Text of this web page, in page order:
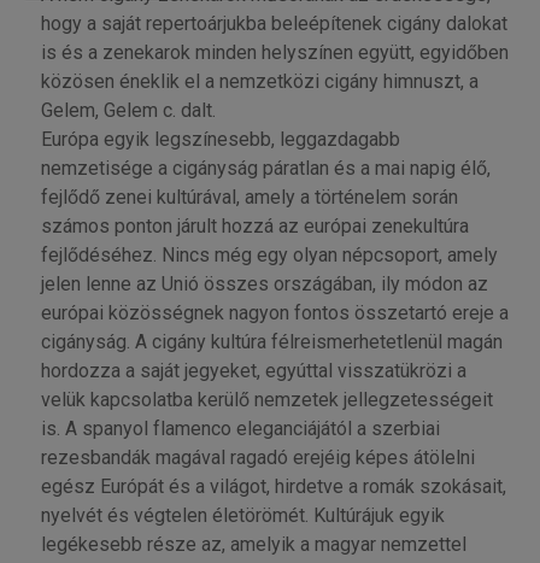
hogy a saját repertoárjukba beleépítenek cigány dalokat
is és a zenekarok minden helyszínen együtt, egyidőben
közösen éneklik el a nemzetközi cigány himnuszt, a
Gelem, Gelem c. dalt.
Európa egyik legszínesebb, leggazdagabb
nemzetisége a cigányság páratlan és a mai napig élő,
fejlődő zenei kultúrával, amely a történelem során
számos ponton járult hozzá az európai zenekultúra
fejlődéséhez. Nincs még egy olyan népcsoport, amely
jelen lenne az Unió összes országában, ily módon az
európai közösségnek nagyon fontos összetartó ereje a
cigányság. A cigány kultúra félreismerhetetlenül magán
hordozza a saját jegyeket, egyúttal visszatükrözi a
velük kapcsolatba kerülő nemzetek jellegzetességeit
is. A spanyol flamenco eleganciájától a szerbiai
rezesbandák magával ragadó erejéig képes átölelni
egész Európát és a világot, hirdetve a romák szokásait,
nyelvét és végtelen életörömét. Kultúrájuk egyik
legékesebb része az, amelyik a magyar nemzettel